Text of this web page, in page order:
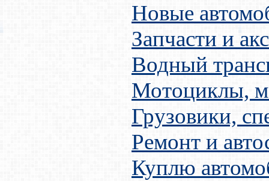
Новые
Запчасти и
Водный
Мотоциклы,
Грузовики,
Ремонт и
Куплю